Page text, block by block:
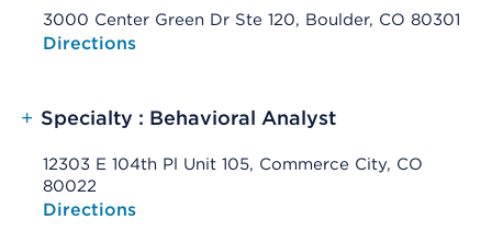
3000 Center Green Dr Ste 120, Boulder, CO 80301
Opens native map application on mobile devices
Directions
+ Specialty : Behavioral Analyst
12303 E 104th Pl Unit 105, Commerce City, CO
80022
Opens native map application on mobile devices
Directions